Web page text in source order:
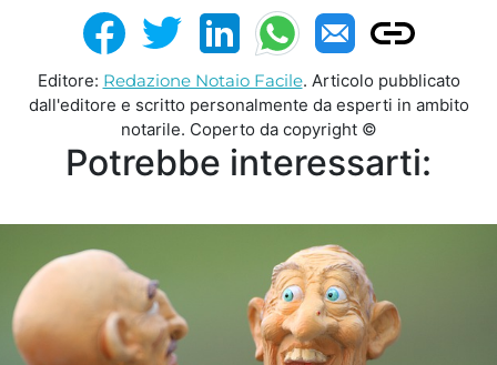
Editore: Redazione Notaio Facile. Articolo pubblicato
dall'editore e scritto personalmente da esperti in ambito
notarile. Coperto da copyright ©
Potrebbe interessarti: